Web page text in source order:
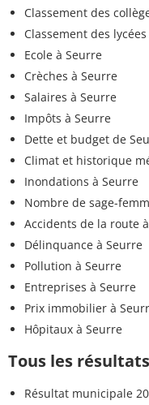
Classement des
Classement des
Ecole à Seurre
Crèches à Seurre
Salaires à Seurre
Impôts à Seurre
Dette et budget de
Climat et historique
Inondations à Seurre
Nombre de sage-
Accidents de la route
Délinquance à Seurre
Pollution à Seurre
Entreprises à Seurre
Prix immobilier à
Hôpitaux à Seurre
Tous les
Résultat municipale